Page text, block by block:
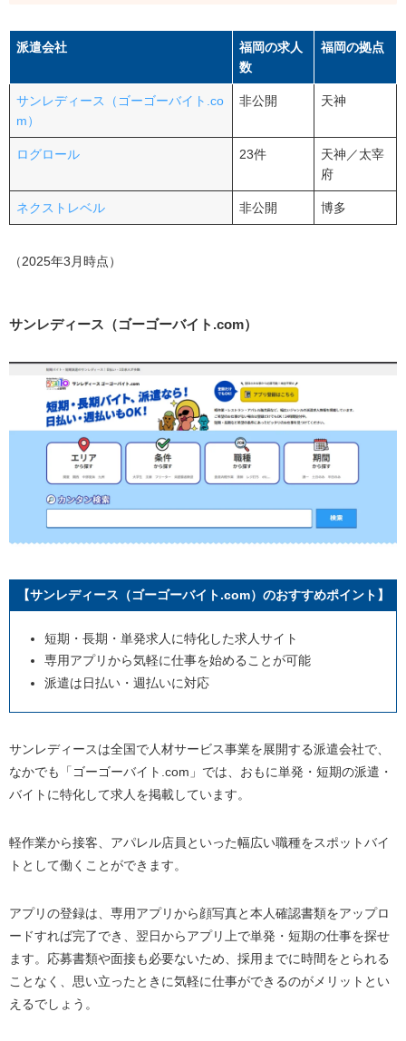
派遣会社
福岡の求人
数
福岡の拠点
サンレディース（ゴーゴーバイト.co
m）
非公開 天神
ログロール 23件
天神／太宰
府
ネクストレベル 非公開 博多
（2025年3月時点）
サンレディース（ゴーゴーバイト.com）
【サンレディース（ゴーゴーバイト.com）のおすすめポイント】
短期・長期・単発求人に特化した求人サイト
専用アプリから気軽に仕事を始めることが可能
派遣は日払い・週払いに対応
サンレディースは全国で人材サービス事業を展開する派遣会社で、
なかでも「ゴーゴーバイト.com」では、おもに単発・短期の派遣・
バイトに特化して求人を掲載しています。
軽作業から接客、アパレル店員といった幅広い職種をスポットバイ
トとして働くことができます。
アプリの登録は、専用アプリから顔写真と本人確認書類をアップロ
ードすれば完了でき、翌日からアプリ上で単発・短期の仕事を探せ
ます。応募書類や面接も必要ないため、採用までに時間をとられる
ことなく、思い立ったときに気軽に仕事ができるのがメリットとい
えるでしょう。